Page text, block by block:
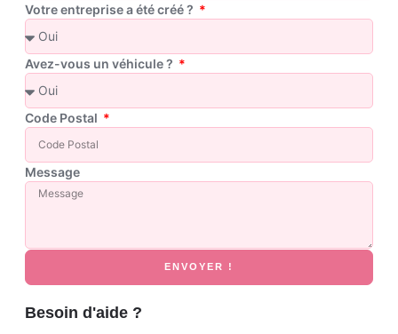
Votre entreprise a été créé ?
Avez-vous un véhicule ?
Code Postal
Message
ENVOYER !
Besoin d'aide ?